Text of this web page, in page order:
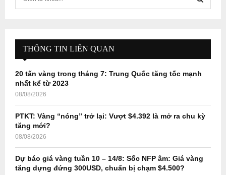
f
r
E
A
H
THÔNG TIN LIÊN QUAN
20 tấn vàng trong tháng 7: Trung Quốc tăng tốc mạnh
nhất kể từ 2023
08/08/2026
PTKT: Vàng “nóng” trở lại: Vượt $4.392 là mở ra chu kỳ
tăng mới?
08/08/2026
Dự báo giá vàng tuần 10 – 14/8: Sốc NFP âm: Giá vàng
tăng dựng đứng 300USD, chuẩn bị chạm $4.500?